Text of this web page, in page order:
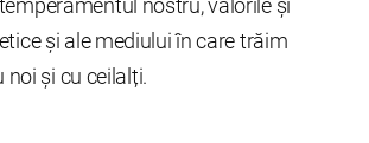
nostru, valorile și
și ale mediului în care trăim
noi și cu ceilalți.